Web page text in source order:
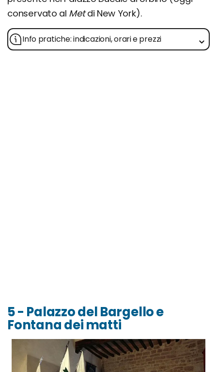
conservato al Metdi New York).
Info pratiche: indicazioni, orari e prezzi
5 - Palazzo del Bargello e
Fontana dei matti